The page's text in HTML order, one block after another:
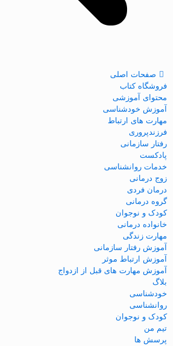
صفحات اصلی
فروشگاه کتاب
محتوای آموزشی
آموزش خودشناسی
مهارت های ارتباط
فرزندپروری
رفتار سازمانی
پادکست
خدمات روانشناسی
زوج درمانی
درمان فردی
گروه درمانی
کودک و نوجوان
خانواده درمانی
مهارت زندگی
آموزش رفتار سازمانی
آموزش ارتباط موثر
آموزش مهارت های قبل از ازدواج
بلاگ
خودشناسی
روانشناسی
کودک و نوجوان
تیم من
پرسش ها